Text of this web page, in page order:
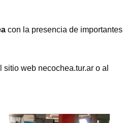
con la presencia de importantes
web necochea.tur.ar o al